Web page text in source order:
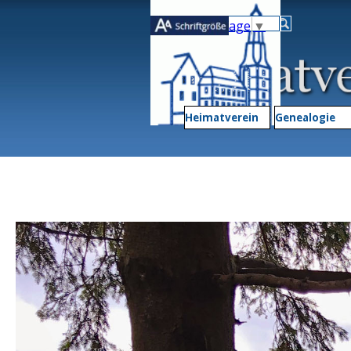
Select Language ▼
Heimatverein ▼Genealogie